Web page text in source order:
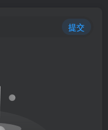
提交